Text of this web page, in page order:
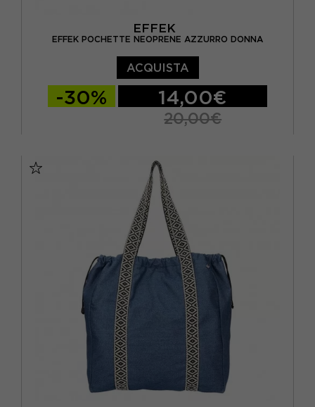
EFFEK
EFFEK POCHETTE NEOPRENE AZZURRO DONNA
ACQUISTA
-30% 14,00€
20,00€